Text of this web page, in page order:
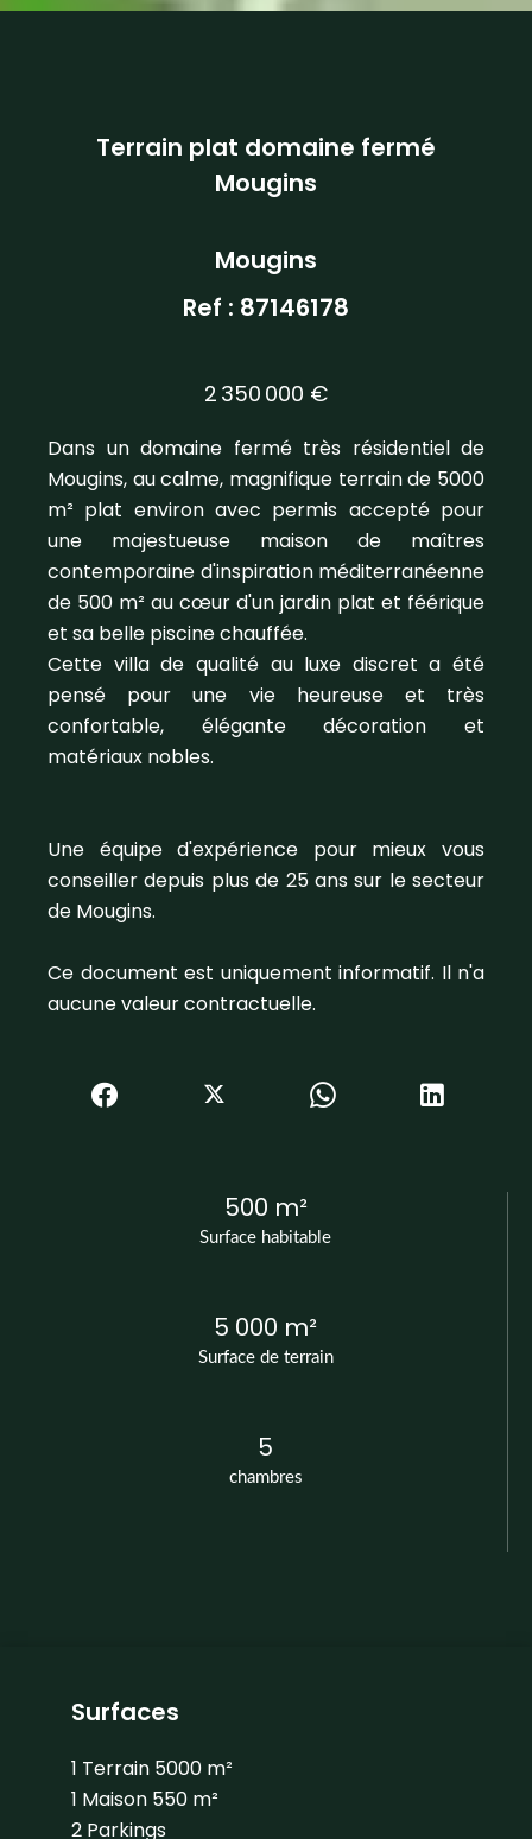
Surface habitable
500 m²
Surface de terrain
5 000 m²
chambres
5
Terrain plat domaine fermé
Mougins
Mougins
Ref : 87146178
2 350 000 €
Dans un domaine fermé très résidentiel de
Mougins, au calme, magnifique terrain de 5000
m² plat environ avec permis accepté pour
une majestueuse maison de maîtres
contemporaine d'inspiration méditerranéenne
de 500 m² au cœur d'un jardin plat et féérique
et sa belle piscine chauffée.
Cette villa de qualité au luxe discret a été
pensé pour une vie heureuse et très
confortable, élégante décoration et
matériaux nobles.
Une équipe d'expérience pour mieux vous
conseiller depuis plus de 25 ans sur le secteur
de Mougins.
Ce document est uniquement informatif. Il n'a
aucune valeur contractuelle.
Surfaces
1 Terrain 5000 m²
1 Maison 550 m²
2 Parkings